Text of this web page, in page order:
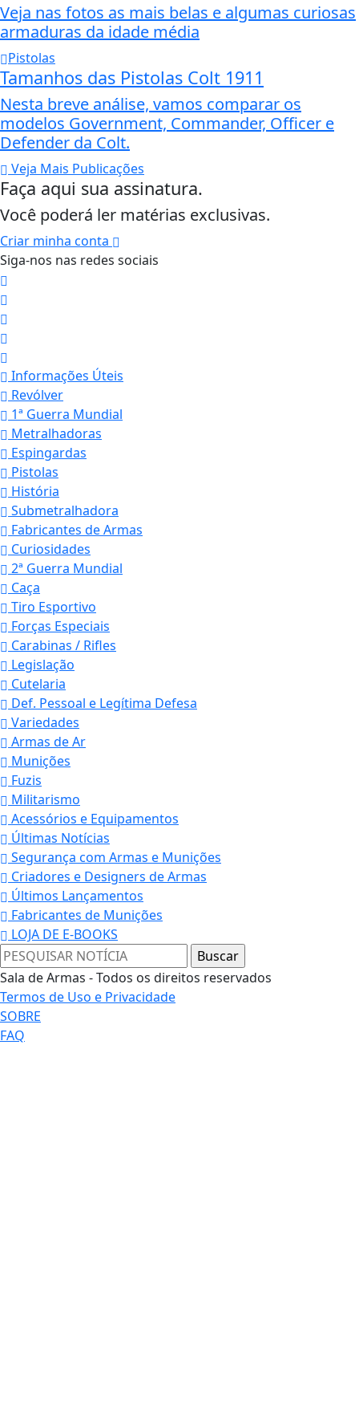
Veja nas fotos as mais belas e algumas curiosas
armaduras da idade média
Pistolas
Tamanhos das Pistolas Colt 1911
Nesta breve análise, vamos comparar os
modelos Government, Commander, Officer e
Defender da Colt.
Veja Mais Publicações
Faça aqui sua assinatura.
Você poderá ler matérias exclusivas.
Criar minha conta
Siga-nos nas redes sociais
Informações Úteis
Revólver
1ª Guerra Mundial
Metralhadoras
Espingardas
Pistolas
História
Submetralhadora
Fabricantes de Armas
Curiosidades
2ª Guerra Mundial
Caça
Tiro Esportivo
Forças Especiais
Carabinas / Rifles
Legislação
Cutelaria
Def. Pessoal e Legítima Defesa
Variedades
Armas de Ar
Munições
Fuzis
Militarismo
Acessórios e Equipamentos
Últimas Notícias
Segurança com Armas e Munições
Criadores e Designers de Armas
Últimos Lançamentos
Fabricantes de Munições
LOJA DE E-BOOKS
Sala de Armas - Todos os direitos reservados
Termos de Uso e Privacidade
SOBRE
FAQ